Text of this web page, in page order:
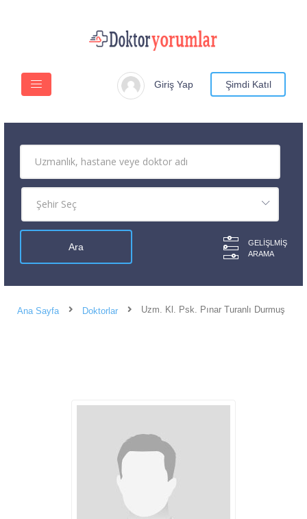
Giriş Yap Şimdi Katıl
GELIŞLMIŞ
ARAMA
Ana Sayfa Doktorlar Uzm. Kl. Psk. Pınar Turanlı Durmuş